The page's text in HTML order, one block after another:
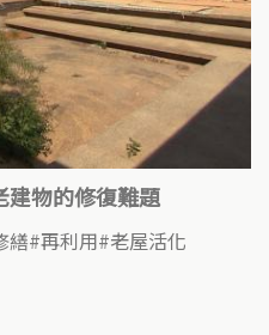
建物的修復難題
繕 再利用 老屋活化